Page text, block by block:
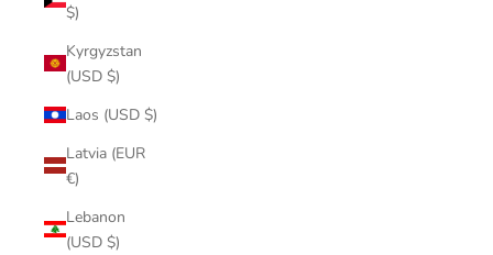
$)
Kyrgyzstan
(USD $)
Laos (USD $)
Latvia (EUR
€)
Lebanon
(USD $)